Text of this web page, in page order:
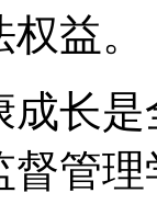
益。
是
管